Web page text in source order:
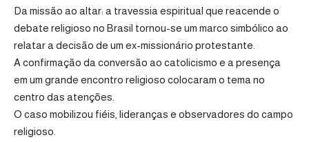
Da missão ao altar: a travessia espiritual que reacende o
debate religioso no Brasil tornou-se um marco simbólico ao
relatar a decisão de um ex-missionário protestante.
A confirmação da conversão ao catolicismo e a presença
em um grande encontro religioso colocaram o tema no
centro das atenções.
O caso mobilizou fiéis, lideranças e observadores do campo
religioso.